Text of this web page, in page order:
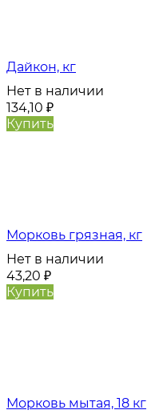
Дайкон, кг
Нет в наличии
134,10 ₽
Купить
Морковь грязная, кг
Нет в наличии
43,20 ₽
Купить
Морковь мытая, 18 кг